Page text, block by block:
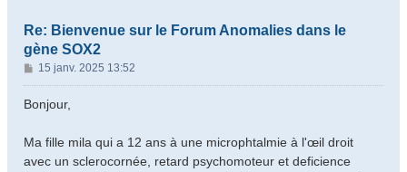
Re: Bienvenue sur le Forum Anomalies dans le
gène SOX2
M
e
s
g
e
15 janv. 2025 13:52
Bonjour,
Ma fille mila qui a 12 ans à une microphtalmie à l'œil droit
avec un sclerocornée, retard psychomoteur et deficience